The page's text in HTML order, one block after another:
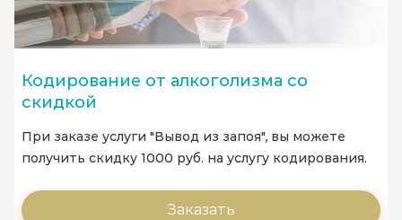
Кодирование от алкоголизма со
скидкой
При заказе услуги "Вывод из запоя", вы можете
получить скидку 1000 руб. на услугу кодирования.
Заказать